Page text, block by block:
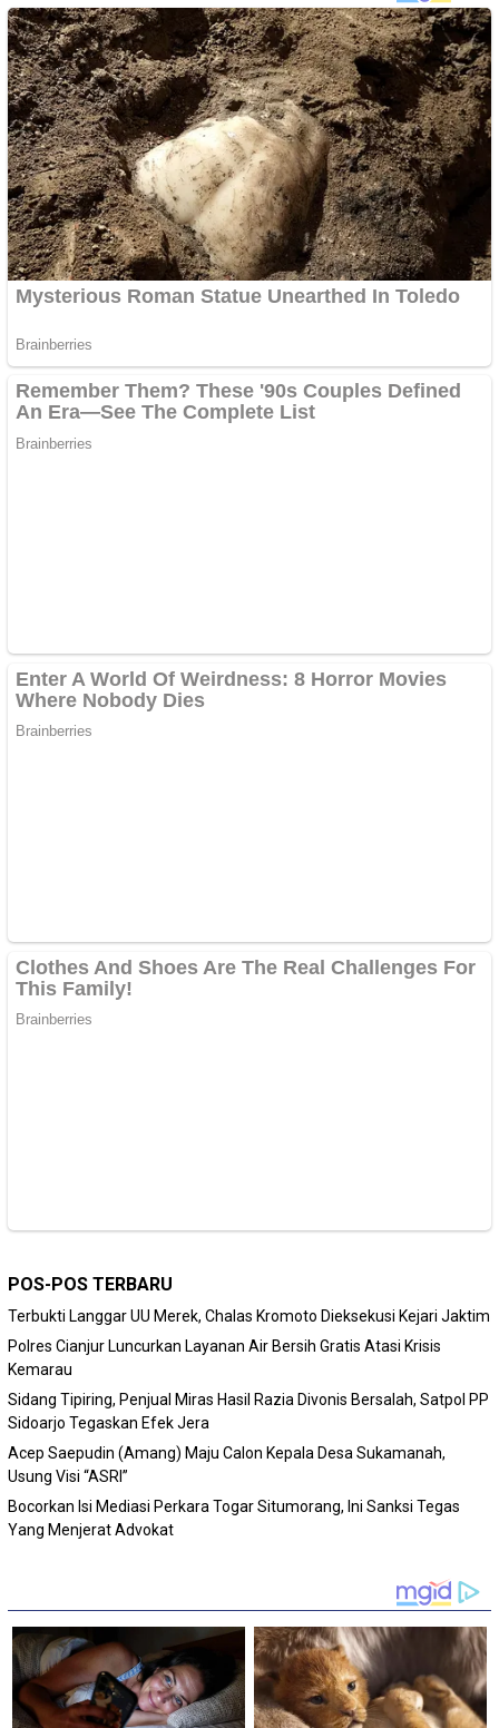
POS-POS TERBARU
Terbukti Langgar UU Merek, Chalas Kromoto Dieksekusi Kejari Jaktim
Polres Cianjur Luncurkan Layanan Air Bersih Gratis Atasi Krisis
Kemarau
Sidang Tipiring, Penjual Miras Hasil Razia Divonis Bersalah, Satpol PP
Sidoarjo Tegaskan Efek Jera
Acep Saepudin (Amang) Maju Calon Kepala Desa Sukamanah,
Usung Visi “ASRI”
Bocorkan Isi Mediasi Perkara Togar Situmorang, Ini Sanksi Tegas
Yang Menjerat Advokat